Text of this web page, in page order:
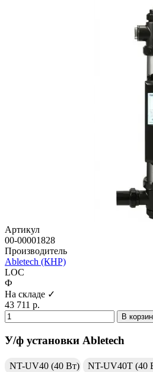
Артикул
00-00001828
Производитель
Abletech (КНР)
LOC
Ф
На складе ✓
43 711 р.
В
У/ф установки Abletech
NT-UV40 (40 Вт) NT-UV40T (40